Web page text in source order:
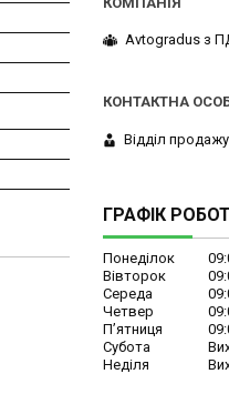
Avtogradus з
Відділ продажу
ГРАФІК
Понеділок
Вівторок
Середа
Четвер
Пʼятниця
Субота
Неділя